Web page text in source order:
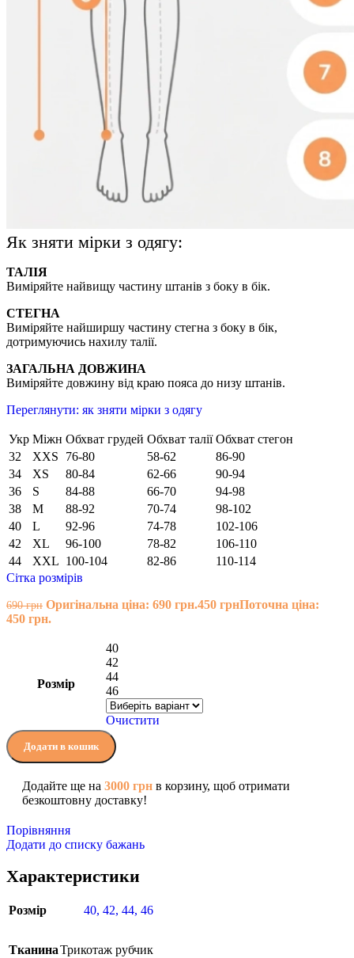
Як зняти мірки з одягу:
ТАЛІЯ
Виміряйте найвищу частину штанів з боку в бік.
СТЕГНА
Виміряйте найширшу частину стегна з боку в бік,
дотримуючись нахилу талії.
ЗАГАЛЬНА ДОВЖИНА
Виміряйте довжину від краю пояса до низу штанів.
Переглянути: як зняти мірки з одягу
Укр Міжн Обхват грудей Обхват талії Обхват стегон
32
XXS 76-80 58-62
86-90
34
XS 80-84 62-66
90-94
36
S 84-88 66-70
94-98
38
M 88-92 70-74
98-102
40
L 92-96 74-78
102-106
42
XL 96-100 78-82
106-110
44
XXL 100-104 82-86
110-114
Сітка розмірів
690грн Оригінальна ціна: 690 грн.450 грнПоточна ціна:
450 грн.
Розмір
40
42
44
46
Очистити
Додати в кошик
Додайте ще на 3000 грн в корзину, щоб отримати
безкоштовну доставку!
Порівняння
Додати до списку бажань
Характеристики
Розмір 40, 42, 44, 46
ТканинаТрикотаж рубчик